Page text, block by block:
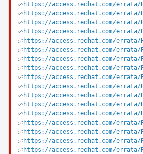
https://access.redhat.com/errata/
https://access.redhat.com/errata/
https://access.redhat.com/errata/
https://access.redhat.com/errata/
https://access.redhat.com/errata/
https://access.redhat.com/errata/
https://access.redhat.com/errata/
https://access.redhat.com/errata/
https://access.redhat.com/errata/
https://access.redhat.com/errata/
https://access.redhat.com/errata/
https://access.redhat.com/errata/
https://access.redhat.com/errata/
https://access.redhat.com/errata/
https://access.redhat.com/errata/
https://access.redhat.com/errata/
https://access.redhat.com/errata/